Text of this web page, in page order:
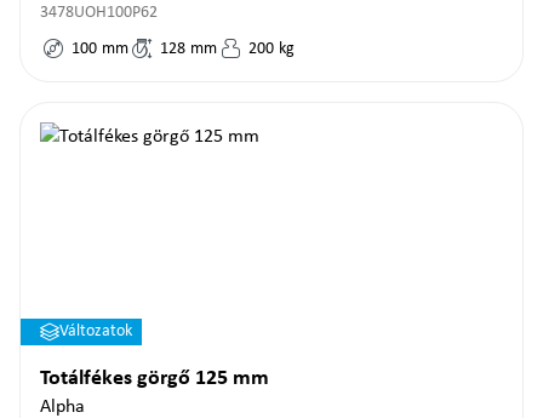
3478UOH100P62
100 mm 128 mm 200 kg
Változatok
Totálfékes görgő 125 mm
Alpha